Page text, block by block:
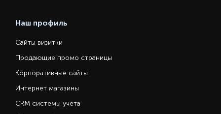
Наш профиль
Сайты визитки
Продающие промо страницы
Корпоративные сайты
Интернет магазины
CRM системы учета